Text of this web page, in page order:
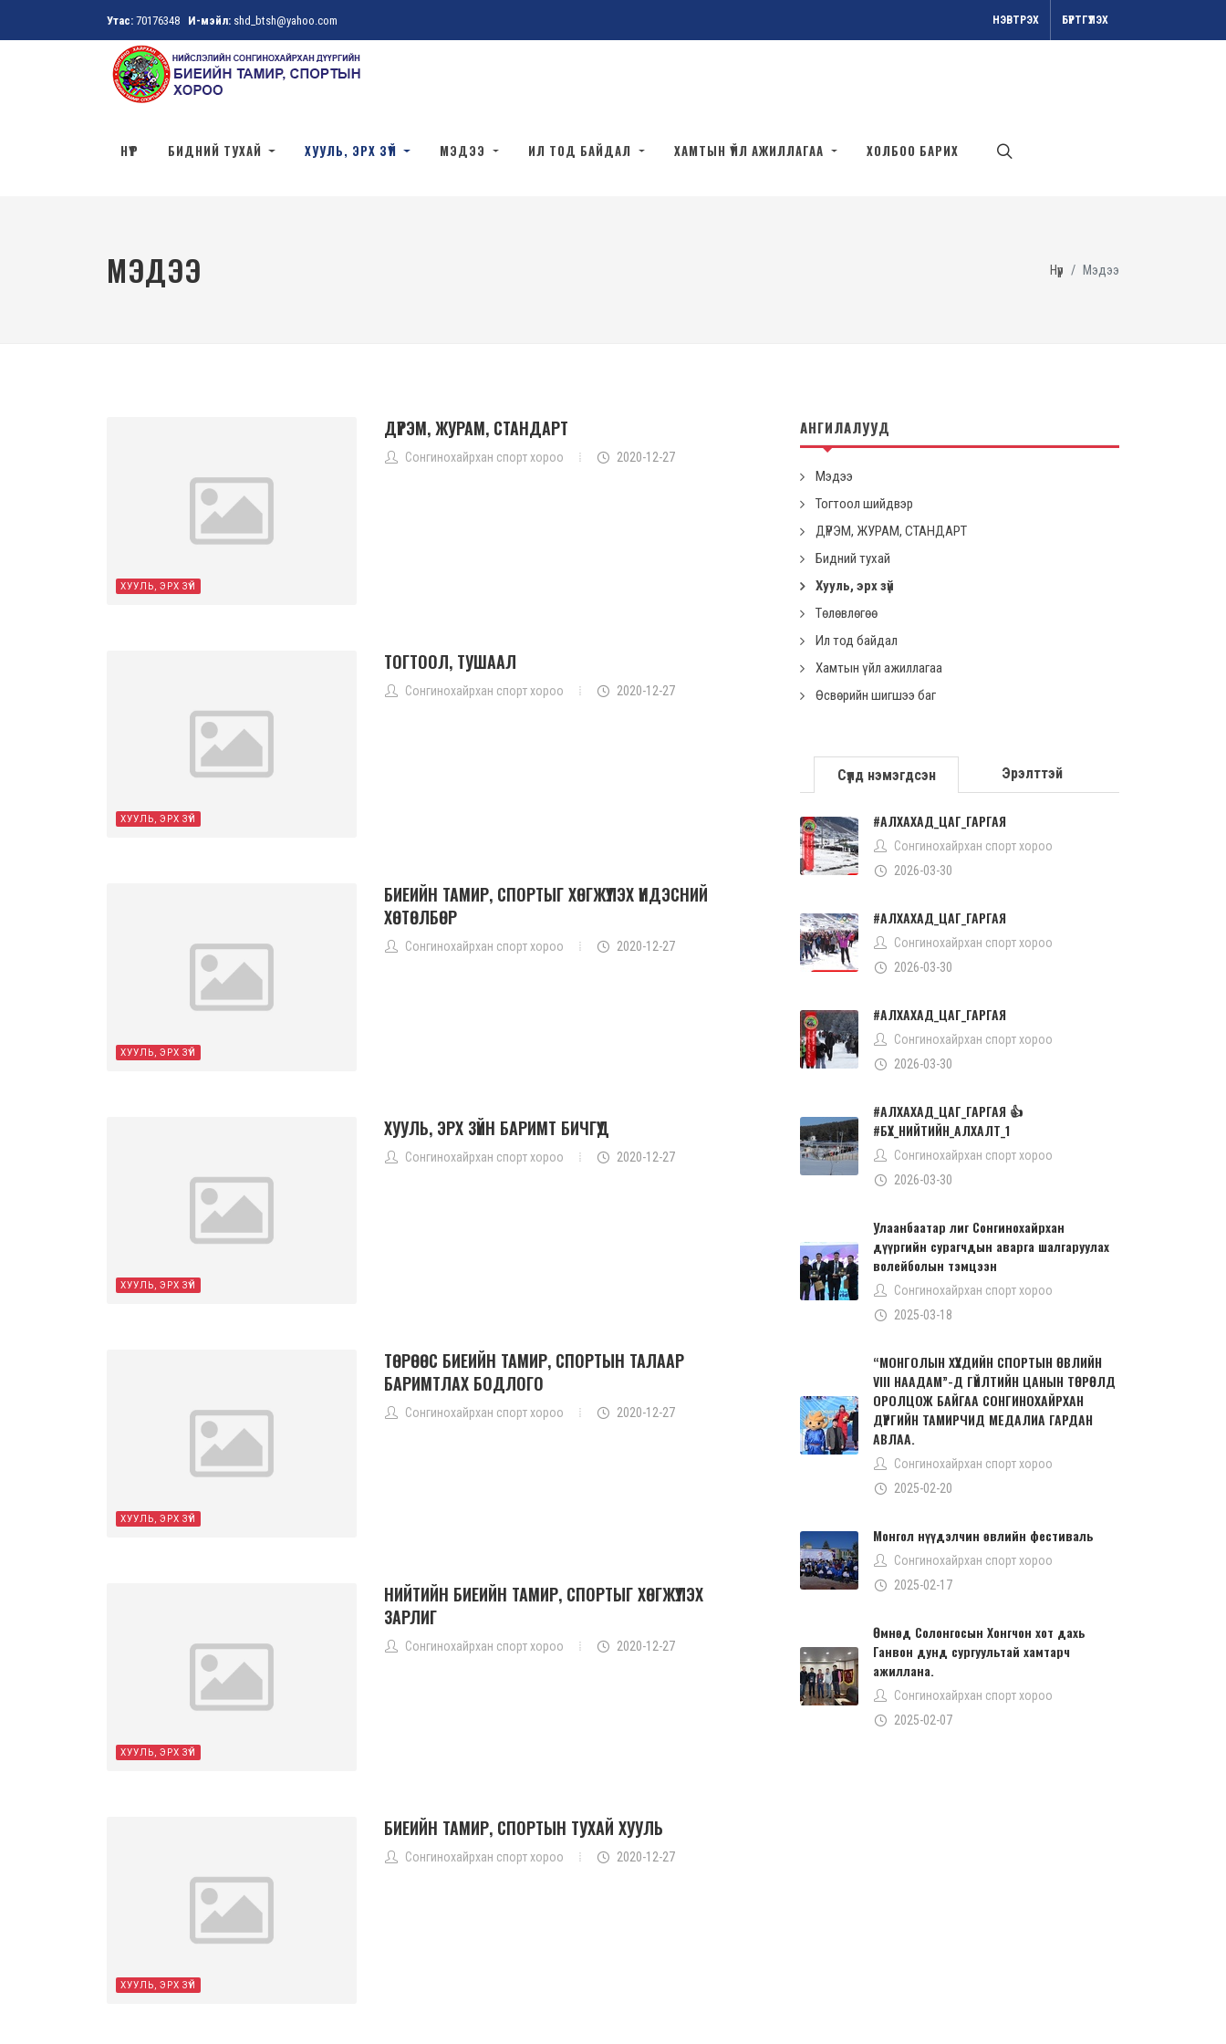
Утас: 70176348 И-мэйл: shd_btsh@yahoo.com НЭВТРЭХ БҮРТГҮҮЛЭХ
НҮҮР БИДНИЙ ТУХАЙ ХУУЛЬ, ЭРХ ЗҮЙ МЭДЭЭ ИЛ ТОД БАЙДАЛ ХАМТЫН ҮЙЛ АЖИЛЛАГАА ХОЛБОО БАРИХ
МЭДЭЭ Нүүр Мэдээ
ХУУЛЬ, ЭРХ ЗҮЙ
ДҮРЭМ, ЖУРАМ, СТАНДАРТ
Сонгинохайрхан спорт хороо 2020-12-27
ХУУЛЬ, ЭРХ ЗҮЙ
ТОГТООЛ, ТУШААЛ
Сонгинохайрхан спорт хороо 2020-12-27
ХУУЛЬ, ЭРХ ЗҮЙ
БИЕИЙН ТАМИР, СПОРТЫГ ХӨГЖҮҮЛЭХ ҮНДЭСНИЙ
ХӨТӨЛБӨР
Сонгинохайрхан спорт хороо 2020-12-27
ХУУЛЬ, ЭРХ ЗҮЙ
ХУУЛЬ, ЭРХ ЗҮЙН БАРИМТ БИЧГҮҮД
Сонгинохайрхан спорт хороо 2020-12-27
ХУУЛЬ, ЭРХ ЗҮЙ
ТӨРӨӨС БИЕИЙН ТАМИР, СПОРТЫН ТАЛААР
БАРИМТЛАХ БОДЛОГО
Сонгинохайрхан спорт хороо 2020-12-27
ХУУЛЬ, ЭРХ ЗҮЙ
НИЙТИЙН БИЕИЙН ТАМИР, СПОРТЫГ ХӨГЖҮҮЛЭХ
ЗАРЛИГ
Сонгинохайрхан спорт хороо 2020-12-27
ХУУЛЬ, ЭРХ ЗҮЙ
БИЕИЙН ТАМИР, СПОРТЫН ТУХАЙ ХУУЛЬ
Сонгинохайрхан спорт хороо 2020-12-27
АНГИЛАЛУУД
Мэдээ
Тогтоол шийдвэр
ДҮРЭМ, ЖУРАМ, СТАНДАРТ
Бидний тухай
Хууль, эрх зүй
Төлөвлөгөө
Ил тод байдал
Хамтын үйл ажиллагаа
Өсвөрийн шигшээ баг
Сүүлд нэмэгдсэн Эрэлттэй
#АЛХАХАД_ЦАГ_ГАРГАЯ
Сонгинохайрхан спорт хороо
2026-03-30
#АЛХАХАД_ЦАГ_ГАРГАЯ
Сонгинохайрхан спорт хороо
2026-03-30
#АЛХАХАД_ЦАГ_ГАРГАЯ
Сонгинохайрхан спорт хороо
2026-03-30
#АЛХАХАД_ЦАГ_ГАРГАЯ 👍
#БҮХ_НИЙТИЙН_АЛХАЛТ_1
Сонгинохайрхан спорт хороо
2026-03-30
Улаанбаатар лиг Сонгинохайрхан
дүүргийн сурагчдын аварга шалгаруулах
волейболын тэмцээн
Сонгинохайрхан спорт хороо
2025-03-18
“МОНГОЛЫН ХҮҮХДИЙН СПОРТЫН ӨВЛИЙН
VIII НААДАМ”-Д ГҮЙЛТИЙН ЦАНЫН ТӨРӨЛД
ОРОЛЦОЖ БАЙГАА СОНГИНОХАЙРХАН
ДҮҮРГИЙН ТАМИРЧИД МЕДАЛИА ГАРДАН
АВЛАА.
Сонгинохайрхан спорт хороо
2025-02-20
Монгол нүүдэлчин өвлийн фестиваль
Сонгинохайрхан спорт хороо
2025-02-17
Өмнөд Солонгосын Хонгчон хот дахь
Ганвон дунд сургуультай хамтарч
ажиллана.
Сонгинохайрхан спорт хороо
2025-02-07